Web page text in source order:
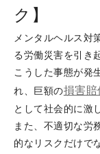
ク】
メンタルヘルス対
る労働災害を引き
こうした事態が発
れ、巨額の損害賠
として社会的に激
また、不適切な労
的なリスクだけで